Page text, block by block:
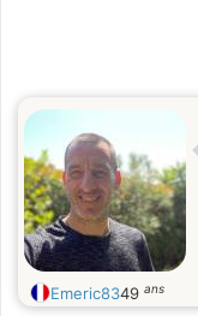
Emeric8349 ans